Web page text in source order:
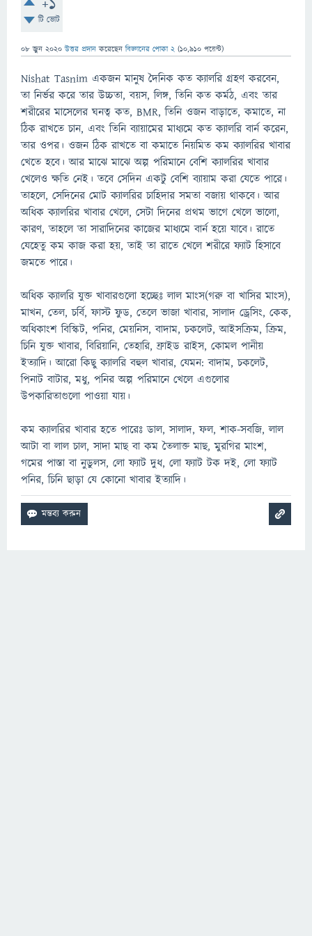
টি ভোট
08 জুন 2020 উত্তর প্রদান করেছেনবিজ্ঞানের পোকা 2 (10,910 পয়েন্ট)
Nishat Tasnim একজন মানুষ দৈনিক কত ক্যালরি গ্রহণ করবেন,
তা নির্ভর করে তার উচ্চতা, বয়স, লিঙ্গ, তিনি কত কর্মঠ, এবং তার
শরীরের মাসেলের ঘনত্ব কত, BMR, তিনি ওজন বাড়াতে, কমাতে, না
ঠিক রাখতে চান, এবং তিনি ব্যায়ামের মাধ্যমে কত ক্যালরি বার্ন করেন,
তার ওপর। ওজন ঠিক রাখতে বা কমাতে নিয়মিত কম ক্যালরির খাবার
খেতে হবে। আর মাঝে মাঝে অল্প পরিমানে বেশি ক্যালরির খাবার
খেলেও ক্ষতি নেই। তবে সেদিন একটু বেশি ব্যায়াম করা যেতে পারে।
তাহলে, সেদিনের মোট ক্যালরির চাহিদার সমতা বজায় থাকবে। আর
অধিক ক্যালরির খাবার খেলে, সেটা দিনের প্রথম ভাগে খেলে ভালো,
কারণ, তাহলে তা সারাদিনের কাজের মাধ্যমে বার্ন হয়ে যাবে। রাতে
যেহেতু কম কাজ করা হয়, তাই তা রাতে খেলে শরীরে ফ্যাট হিসাবে
জমতে পারে।
অধিক ক্যালরি যুক্ত খাবারগুলো হচ্ছেঃ লাল মাংস(গরু বা খাসির মাংস),
মাখন, তেল, চর্বি, ফাস্ট ফুড, তেলে ভাজা খাবার, সালাদ ড্রেসিং, কেক,
অধিকাংশ বিস্কিট, পনির, মেয়নিস, বাদাম, চকলেট, আইসক্রিম, ক্রিম,
চিনি যুক্ত খাবার, বিরিয়ানি, তেহারি, ফ্রাইড রাইস, কোমল পানীয়
ইত্যাদি। আরো কিছু ক্যালরি বহুল খাবার, যেমন: বাদাম, চকলেট,
পিনাট বাটার, মধু, পনির অল্প পরিমানে খেলে এগুলোর
উপকারিতাগুলো পাওয়া যায়।
কম ক্যালরির খাবার হতে পারেঃ ডাল, সালাদ, ফল, শাক-সবজি, লাল
আটা বা লাল চাল, সাদা মাছ বা কম তৈলাক্ত মাছ, মুরগির মাংশ,
গমের পাস্তা বা নুডুলস, লো ফ্যাট দুধ, লো ফ্যাট টক দই, লো ফ্যাট
পনির, চিনি ছাড়া যে কোনো খাবার ইত্যাদি।